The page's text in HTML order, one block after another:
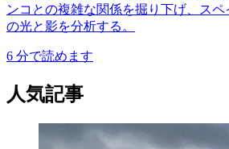
ンコとの複雑な関係を掘り下げ、ス
の光と影を分析する。
6 分で読めます
人気記事